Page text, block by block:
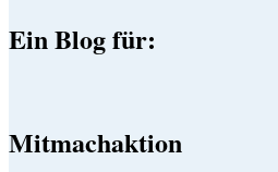
Ein Blog für:
Mitmachaktion